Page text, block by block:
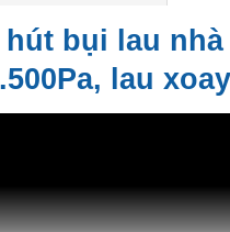
bụi lau
lau